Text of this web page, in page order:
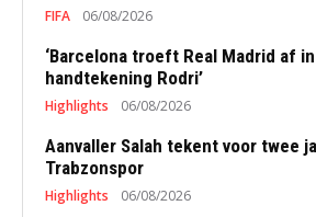
FIFA 06/08/2026
‘Barcelona troeft Real Madrid af
handtekening Rodri’
Highlights 06/08/2026
Aanvaller Salah tekent voor twee
Trabzonspor
Highlights 06/08/2026